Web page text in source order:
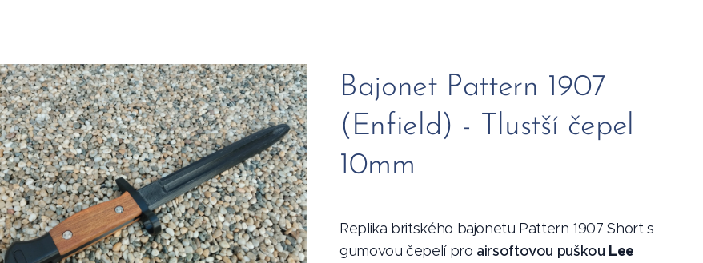
Bajonet Pattern 1907
(Enfield) - Tlustší čepel
10mm
Replika britského bajonetu Pattern 1907 Short s
gumovou čepelí pro airsoftovou puškou Lee